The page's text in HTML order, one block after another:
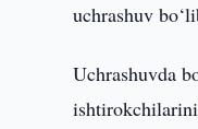
uchrashuv
Uchrashuvda